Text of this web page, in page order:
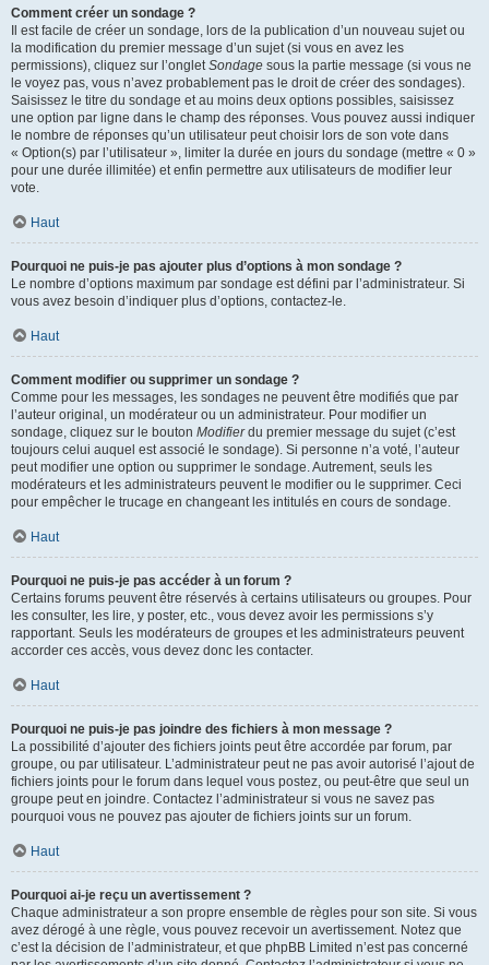
Comment créer un sondage ?
Il est facile de créer un sondage, lors de la publication d’un nouveau sujet ou
la modification du premier message d’un sujet (si vous en avez les
permissions), cliquez sur l’ongletSondage sous la partie message (si vous ne
le voyez pas, vous n’avez probablement pas le droit de créer des sondages).
Saisissez le titre du sondage et au moins deux options possibles, saisissez
une option par ligne dans le champ des réponses. Vous pouvez aussi indiquer
le nombre de réponses qu’un utilisateur peut choisir lors de son vote dans
« Option(s) par l’utilisateur », limiter la durée en jours du sondage (mettre « 0 »
pour une durée illimitée) et enfin permettre aux utilisateurs de modifier leur
vote.
Haut
Pourquoi ne puis-je pas ajouter plus d’options à mon sondage ?
Le nombre d’options maximum par sondage est défini par l’administrateur. Si
vous avez besoin d’indiquer plus d’options, contactez-le.
Haut
Comment modifier ou supprimer un sondage ?
Comme pour les messages, les sondages ne peuvent être modifiés que par
l’auteur original, un modérateur ou un administrateur. Pour modifier un
sondage, cliquez sur le bouton Modifierdu premier message du sujet (c’est
toujours celui auquel est associé le sondage). Si personne n’a voté, l’auteur
peut modifier une option ou supprimer le sondage. Autrement, seuls les
modérateurs et les administrateurs peuvent le modifier ou le supprimer. Ceci
pour empêcher le trucage en changeant les intitulés en cours de sondage.
Haut
Pourquoi ne puis-je pas accéder à un forum ?
Certains forums peuvent être réservés à certains utilisateurs ou groupes. Pour
les consulter, les lire, y poster, etc., vous devez avoir les permissions s’y
rapportant. Seuls les modérateurs de groupes et les administrateurs peuvent
accorder ces accès, vous devez donc les contacter.
Haut
Pourquoi ne puis-je pas joindre des fichiers à mon message ?
La possibilité d’ajouter des fichiers joints peut être accordée par forum, par
groupe, ou par utilisateur. L’administrateur peut ne pas avoir autorisé l’ajout de
fichiers joints pour le forum dans lequel vous postez, ou peut-être que seul un
groupe peut en joindre. Contactez l’administrateur si vous ne savez pas
pourquoi vous ne pouvez pas ajouter de fichiers joints sur un forum.
Haut
Pourquoi ai-je reçu un avertissement ?
Chaque administrateur a son propre ensemble de règles pour son site. Si vous
avez dérogé à une règle, vous pouvez recevoir un avertissement. Notez que
c’est la décision de l’administrateur, et que phpBB Limited n’est pas concerné